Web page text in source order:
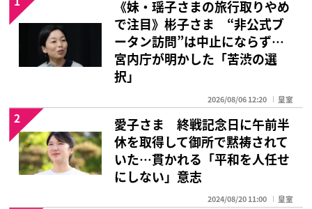
《妹・瑶子さまの旅行取りやめ
で注目》彬子さま “非公式ブ
ータン訪問”は中止にならず…
宮内庁が明かした「苦渋の選
択」
2026/08/06 12:20 皇室
愛子さま 終戦記念日に午前半
休を取得して御所で黙祷されて
いた…貫かれる「平和を人任せ
にしない」意志
2024/08/20 11:00 皇室
2